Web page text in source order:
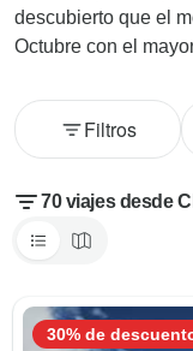
descubierto que el
Octubre con el
Filtros
70 viajes desde
30% de